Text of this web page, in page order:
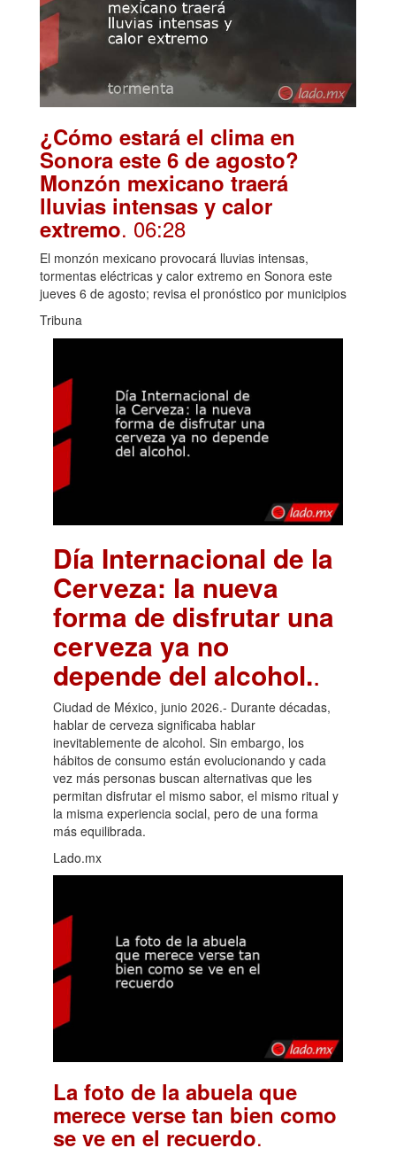
¿Cómo estará el clima en
Sonora este 6 de agosto?
Monzón mexicano traerá
lluvias intensas y calor
extremo. 06:28
El monzón mexicano provocará lluvias intensas,
tormentas eléctricas y calor extremo en Sonora este
jueves 6 de agosto; revisa el pronóstico por municipios
Tribuna
Día Internacional de la
Cerveza: la nueva
forma de disfrutar una
cerveza ya no
depende del alcohol..
Ciudad de México, junio 2026.- Durante décadas,
hablar de cerveza significaba hablar
inevitablemente de alcohol. Sin embargo, los
hábitos de consumo están evolucionando y cada
vez más personas buscan alternativas que les
permitan disfrutar el mismo sabor, el mismo ritual y
la misma experiencia social, pero de una forma
más equilibrada.
Lado.mx
La foto de la abuela que
merece verse tan bien como
se ve en el recuerdo.